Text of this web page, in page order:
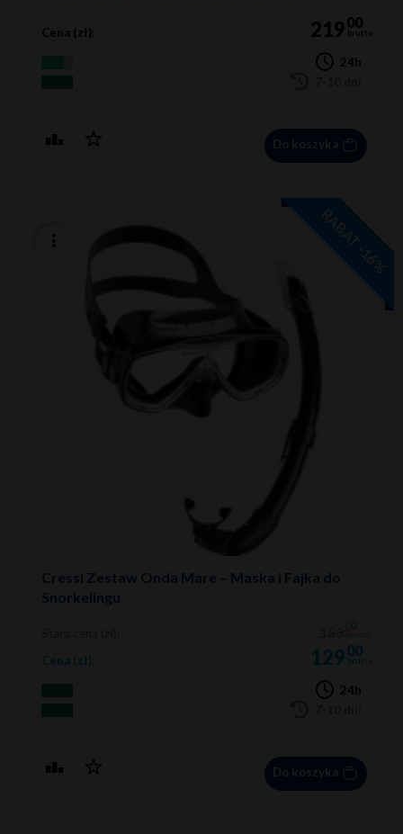
Cena (zł): 21900
brutto
24h
Do koszyka
RABAT -16%
Cressi Zestaw Onda Mare – Maska i Fajka do
Snorkelingu
Cena (zł): 12900
brutto
24h
Do koszyka